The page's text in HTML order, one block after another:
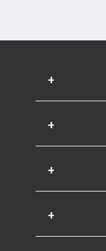
+
+
+
+